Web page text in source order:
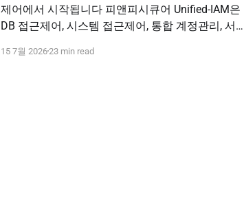
제어에서 시작됩니다 피앤피시큐어 Unified-IAM은
DB 접근제어, 시스템 접근제어, 통합 계정관리, 서버·
하나의 보안 체계에서 관리합니다. 통합 접근제어 문
15 7월 202623 min read